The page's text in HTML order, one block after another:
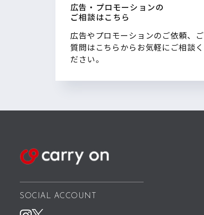
広告・プロモーションの
ご相談はこちら
広告やプロモーションのご依頼、ご
質問はこちらからお気軽にご相談く
ださい。
SOCIAL ACCOUNT